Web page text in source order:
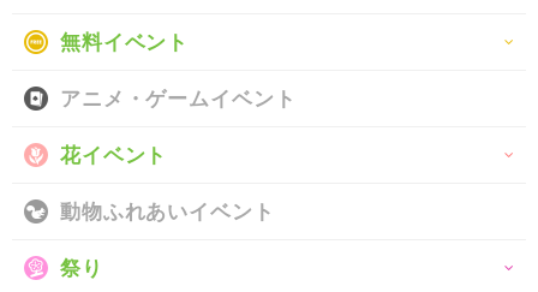
無料イベント
アニメ・ゲームイベント
花イベント
動物ふれあいイベント
祭り